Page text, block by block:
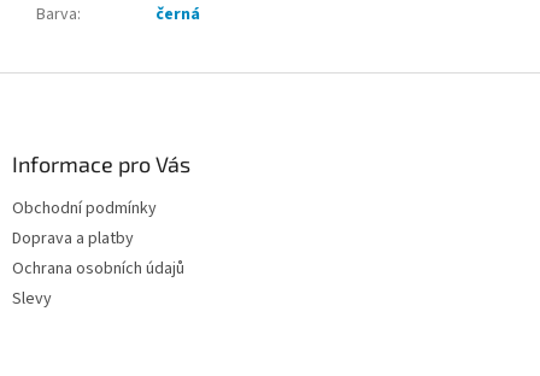
Barva: černá
Informace pro Vás
Obchodní podmínky
Doprava a platby
Ochrana osobních údajů
Slevy